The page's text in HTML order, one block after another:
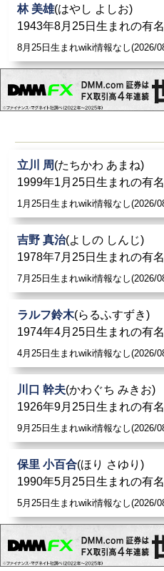
林 美雄(はやし よしお)
1943年8月25日生まれの有
8月25日生まれwiki情報なし(2026/
立川 周(たちかわ あまね)
1999年1月25日生まれの有
1月25日生まれwiki情報なし(2026/
吉野 真治(よしの しんじ)
1978年7月25日生まれの有
7月25日生まれwiki情報なし(2026/
ラルフ鈴木(らるふすずき)
1974年4月25日生まれの有
4月25日生まれwiki情報なし(2026/
川口 幹夫(かわぐち みきお)
1926年9月25日生まれの有
9月25日生まれwiki情報なし(2026/
保里 小百合(ほり さゆり)
1990年5月25日生まれの有
5月25日生まれwiki情報なし(2026/